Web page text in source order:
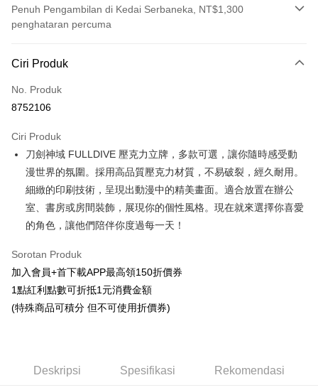
Penuh Pengambilan di Kedai Serbaneka, NT$1,300
penghataran percuma
Kad Kredit (Bayaran Penuh)
Pengambilan di Kedai Serbaneka
Apple Pay
Easy Wallet
Google Pay
Pemindahan ATM
Tunai semasa Penghantaran
Pilihan Penghantaran
全家取貨付款
付款後全家取貨
Ciri Produk
No. Produk
8752106
Ciri Produk
刀劍神域 FULLDIVE 壓克力立牌，多款可選，讓你隨時感受動
漫世界的氛圍。採用高品質壓克力材質，不易破裂，經久耐用。
細緻的印刷技術，呈現出動漫中的精美畫面。適合放置在辦公
室、書房或房間裝飾，展現你的個性風格。現在就來選擇你喜愛
的角色，讓他們陪伴你度過每一天！
Sorotan Produk
加入會員+首下載APP最高領150折價券
1點紅利點數可折抵1元消費金額
(特殊商品可積分 但不可使用折價券)
Deskripsi Spesifikasi Rekomendasi